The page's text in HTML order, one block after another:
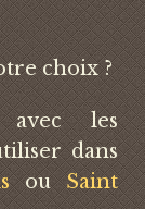
choix ?
les
dans
ouSaint